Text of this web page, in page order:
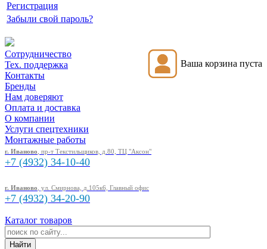
Регистрация
Забыли свой пароль?
Ваша корзина пуста
Сотрудничество
Тех. поддержка
Контакты
Бренды
Нам доверяют
Оплата и доставка
О компании
Услуги спецтехники
Монтажные работы
г. Иваново , пр-т Текстильщиков, д.80, ТЦ "Аксон"
+7 (4932) 34-10-40
г. Иваново , ул. Смирнова, д.105к6, Главный офис
+7 (4932) 34-20-90
Каталог товаров